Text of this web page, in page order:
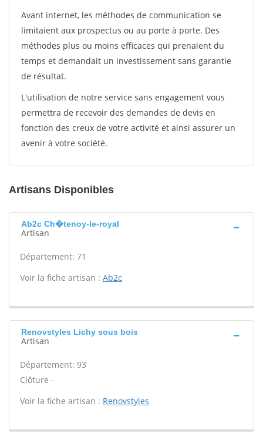
Avant internet, les méthodes de communication se
limitaient aux prospectus ou au porte à porte. Des
méthodes plus ou moins efficaces qui prenaient du
temps et demandait un investissement sans garantie
de résultat.
L'utilisation de notre service sans engagement vous
permettra de recevoir des demandes de devis en
fonction des creux de votre activité et ainsi assurer un
avenir à votre société.
Artisans Disponibles
Ab2c Ch�tenoy-le-royal
Artisan
Département: 71
Voir la fiche artisan : Ab2c
Renovstyles Lichy sous bois
Artisan
Département: 93
Clôture -
Voir la fiche artisan : Renovstyles